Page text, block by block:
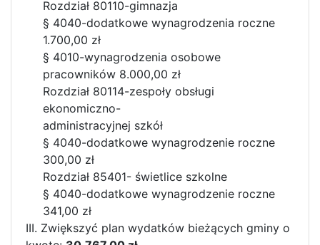
Rozdział 80110-gimnazja
§ 4040-dodatkowe wynagrodzenia roczne
1.700,00 zł
§ 4010-wynagrodzenia osobowe
pracowników 8.000,00 zł
Rozdział 80114-zespoły obsługi
ekonomiczno-
administracyjnej szkół
§ 4040-dodatkowe wynagrodzenie roczne
300,00 zł
Rozdział 85401- świetlice szkolne
§ 4040-dodatkowe wynagrodzenie roczne
341,00 zł
III. Zwiększyć plan wydatków bieżących gminy o